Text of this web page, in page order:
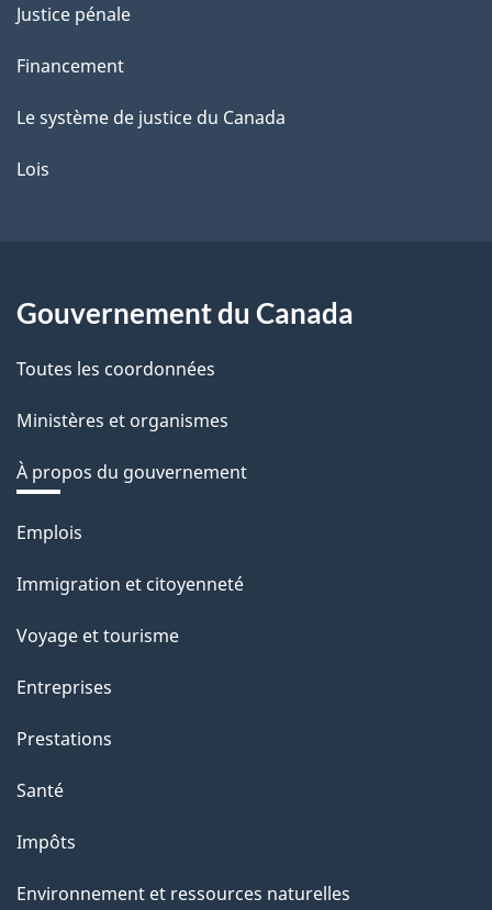
Justice pénale
Financement
Le système de justice du Canada
Lois
Gouvernement du Canada
Toutes les coordonnées
Ministères et organismes
À propos du gouvernement
Thèmes
sujets
Emplois
Immigration et citoyenneté
Voyage et tourisme
Entreprises
Prestations
Santé
Impôts
Environnement et ressources naturelles